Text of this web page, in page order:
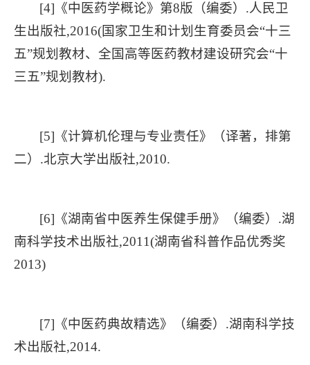
[4]《中医药学概论》第8版（编委）.人民卫
生出版社,2016(国家卫生和计划生育委员会“十三
五”规划教材、全国高等医药教材建设研究会“十
三五”规划教材).
[5]《计算机伦理与专业责任》（译著，排第
二）.北京大学出版社,2010.
[6]《湖南省中医养生保健手册》（编委）.湖
南科学技术出版社,2011(湖南省科普作品优秀奖
2013)
[7]《中医药典故精选》（编委）.湖南科学技
术出版社,2014.